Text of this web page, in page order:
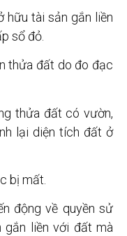
hữu tài sản gắn liền
sổ đỏ.
thửa đất do đo đạc
thửa đất có vườn,
lại diện tích đất ở
bị mất.
động về quyền sử
gắn liền với đất mà